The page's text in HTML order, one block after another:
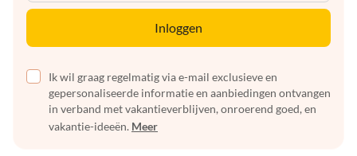
Inloggen
Ik wil graag regelmatig via e-mail exclusieve en
gepersonaliseerde informatie en aanbiedingen ontvangen
in verband met vakantieverblijven, onroerend goed, en
vakantie-ideeën. Meer